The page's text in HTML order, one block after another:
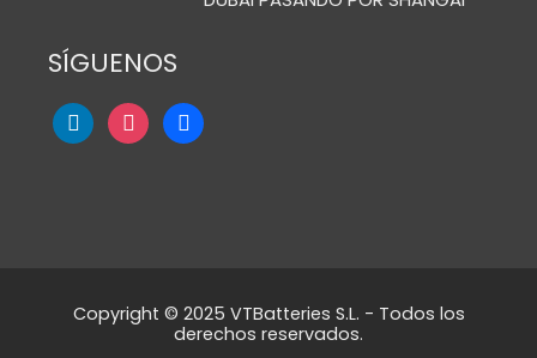
SÍGUENOS
Copyright © 2025 VTBatteries S.L. - Todos los
derechos reservados.